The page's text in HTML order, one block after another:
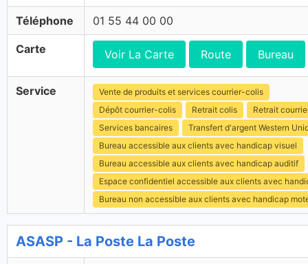
Téléphone 01 55 44 00 00
Carte Voir La Carte Route Bureau
Service
Vente de produits et services courrier-colis
Dépôt courrier-colis
Retrait colis
Retrait
Services bancaires
Transfert d'argent Western
Bureau accessible aux clients avec handicap visuel
Bureau accessible aux clients avec handicap auditif
Espace confidentiel accessible aux clients avec
Bureau non accessible aux clients avec handicap
ASASP - La Poste La Poste